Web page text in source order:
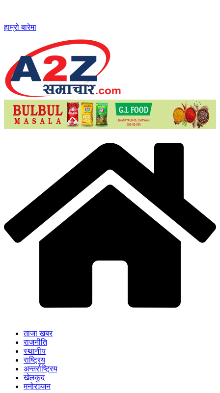
content
हाम्रो बारेमा
ताजा खबर
राजनीति
स्थानीय
राष्ट्रिय
अन्तर्राष्ट्रिय
खेलकुद
मनोरञ्जन